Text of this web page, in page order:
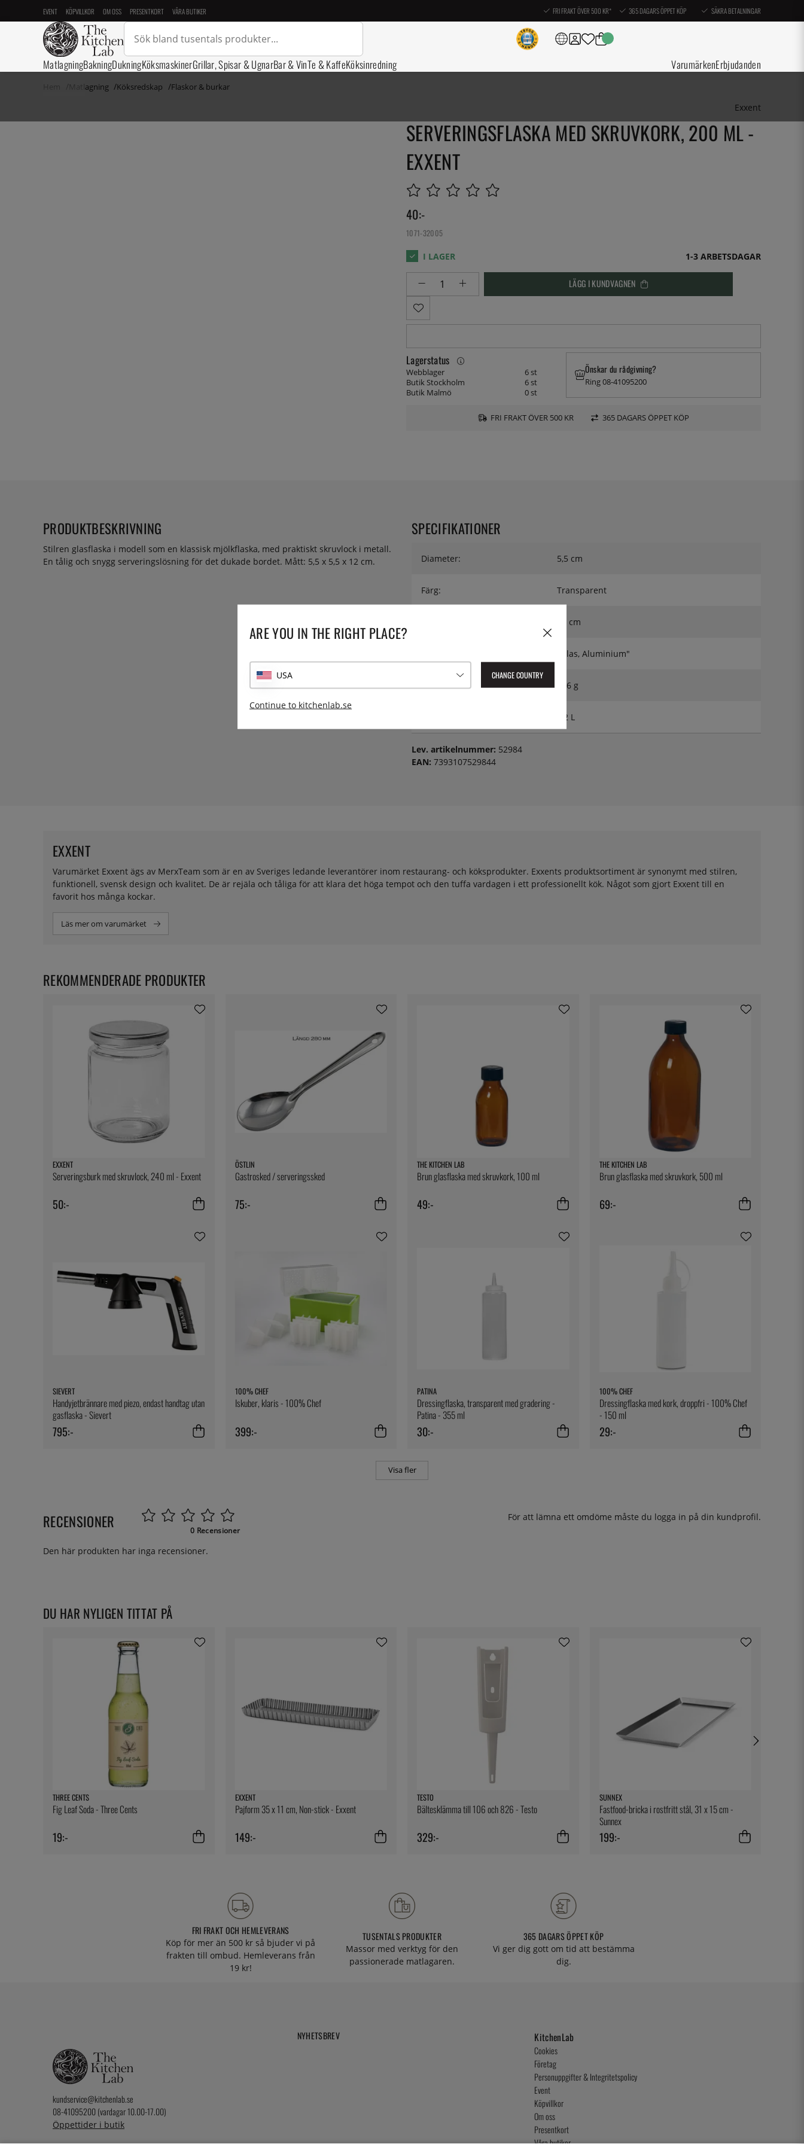
EVENT KÖPVILLKOR OM OSS PRESENTKORT VÅRA BUTIKER FRI FRAKT ÖVER 500 KR* 365 DAGARS ÖPPET KÖP SÄKRA BETALNINGAR
MatlagningBakningDukningKöksmaskinerGrillar, Spisar & UgnarBar & VinTe & KaffeKöksinredning VarumärkenErbjudanden
Matlagning Köksredskap Flaskor & burkar
Exxent
SERVERINGSFLASKA MED SKRUVKORK, 200 ML -
EXXENT
40:-
1071-32005
1-3 ARBETSDAGAR
LÄGG I KUNDVAGNEN
Lagerstatus
Webblager
6 st
Butik Stockholm
6 st
Butik Malmö
0 st
Önskar du rådgivning?
Ring 08-41095200
FRI FRAKT ÖVER 500 KR 365 DAGARS ÖPPET KÖP
PRODUKTBESKRIVNING
Stilren glasflaska i modell som en klassisk mjölkflaska, med praktiskt skruvlock i metall.
En tålig och snygg serveringslösning för det dukade bordet. Mått: 5,5 x 5,5 x 12 cm.
SPECIFIKATIONER
Diameter: 5,5 cm
Färg: Transparent
12 cm
"Glas, Aluminium"
Vikt: 166 g
0,2 L
Lev. artikelnummer: 52984
EAN: 7393107529844
Varumärket Exxent ägs av MerxTeam som är en av Sveriges ledande leverantörer inom restaurang- och köksprodukter. Exxents produktsortiment är synonymt med stilren,
funktionell, svensk design och kvalitet. De är rejäla och tåliga för att klara det höga tempot och den tuffa vardagen i ett professionellt kök. Något som gjort Exxent till en
favorit hos många kockar.
EXXENT
Läs mer om varumärket
EXXENT
Serveringsburk med skruvlock, 240 ml - Exxent
50:-
ÖSTLIN
Gastrosked / serveringssked
75:-
THE KITCHEN LAB
Brun glasflaska med skruvkork, 100 ml
49:-
THE KITCHEN LAB
Brun glasflaska med skruvkork, 500 ml
69:-
SIEVERT
Handyjetbrännare med piezo, endast handtag utan
gasflaska - Sievert
795:-
100% CHEF
Iskuber, klaris - 100% Chef
399:-
PATINA
Dressingflaska, transparent med gradering -
Patina - 355 ml
30:-
100% CHEF
Dressingflaska med kork, droppfri - 100% Chef
- 150 ml
29:-
Visa fler
REKOMMENDERADE PRODUKTER
RECENSIONER 0 Recensioner
För att lämna ett omdöme måste du logga in på din kundprofil.
Den här produkten har inga recensioner.
DU HAR NYLIGEN TITTAT PÅ
THREE CENTS
Fig Leaf Soda - Three Cents
19:-
EXXENT
Pajform 35 x 11 cm, Non-stick - Exxent
149:-
TESTO
Bältesklämma till 106 och 826 - Testo
329:-
SUNNEX
Fastfood-bricka i rostfritt stål, 31 x 15 cm -
Sunnex
199:-
FRI FRAKT OCH HEMLEVERANS
Köp för mer än 500 kr så bjuder vi på
frakten till ombud. Hemleverans från
19 kr!
TUSENTALS PRODUKTER
Massor med verktyg för den
passionerade matlagaren.
365 DAGARS ÖPPET KÖP
Vi ger dig gott om tid att bestämma
dig.
kundservice@kitchenlab.se
08-41095200 (vardagar 10.00-17.00)
Öppettider i butik
NYHETSBREV KitchenLab
Cookies
Företag
Personuppgifter & Integritetspolicy
Event
Köpvillkor
Om oss
Presentkort
ARE YOU IN THE RIGHT PLACE?
USA CHANGE COUNTRY
Continue to kitchenlab.se